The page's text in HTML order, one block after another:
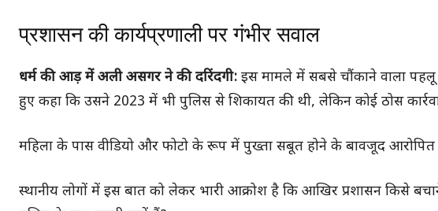
प्रशासन की कार्यप्रणाली पर गंभीर सवाल
धर्म की आड़ में अली असगर ने की दरिंदगी: इस मामले में सबसे चौंकाने वाला पहलू
हुए कहा कि उसने 2023 में भी पुलिस से शिकायत की थी, लेकिन कोई ठोस
महिला के पास वीडियो और फोटो के रूप में पुख्ता सबूत होने के बावजूद
स्थानीय लोगों में इस बात को लेकर भारी आक्रोश है कि आखिर प्रशासन किसे